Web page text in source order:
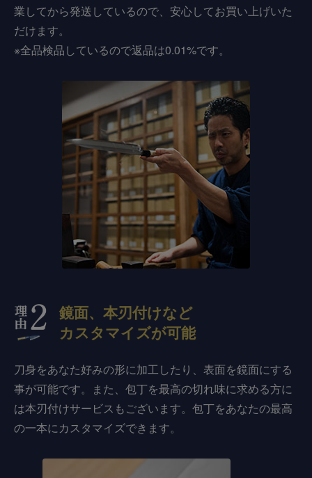
業してから発送しているので、安心してお買い上げいた
だけます。
※全品検品しているので返品は0.01%です。
鏡面、本刃付けなど
カスタマイズが可能
刀身をあなた好みの形に加工したり、表面を鏡面にする
事が可能です。また、包丁を最高の切れ味に求める方に
は本刃付けサービスもございます。包丁をあなたの最高
の一本にカスタマイズできます。